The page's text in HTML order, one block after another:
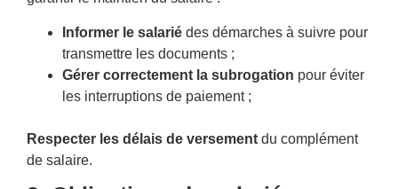
Informer le salarié des démarches à suivre pour
transmettre les documents ;
Gérer correctement la subrogation pour éviter
les interruptions de paiement ;
Respecter les délais de versement du complément
de salaire.